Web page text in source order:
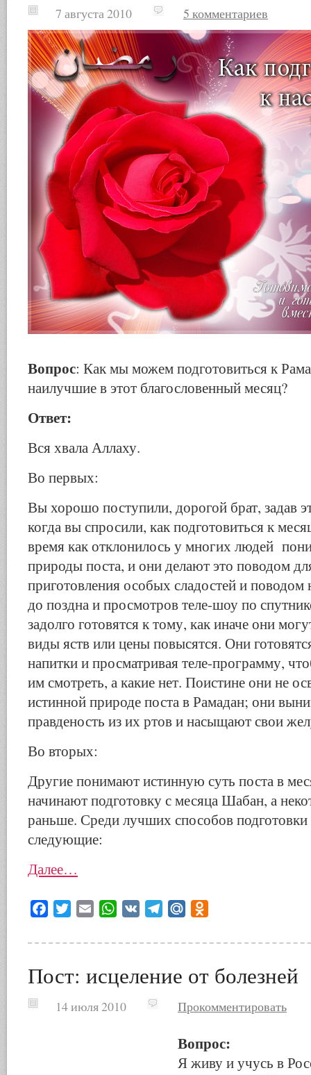
7 августа 2010 5 комментариев
Вопрос: Как мы можем подготовиться к
наилучшие в этот благословенный месяц?
Ответ:
Вся хвала Аллаху.
Во первых:
Вы хорошо поступили, дорогой брат, задав
когда вы спросили, как подготовиться к
время как отклонилось у многих людей
природы поста, и они делают это поводом
приготовления особых сладостей и поводом
до поздна и просмотров теле-шоу по
задолго готовятся к тому, как иначе они
виды яств или цены повысятся. Они
напитки и просматривая теле-программу,
им смотреть, а какие нет. Поистине они не
истинной природе поста в Рамадан; они
правденость из их ртов и насыщают свои
Во вторых:
Другие понимают истинную суть поста в
начинают подготовку с месяца Шабан, а
раньше. Среди лучших способов
следующие:
Далее…
Facebook
Twitter Email WhatsApp
VK TelegramMail.Ru
Пост: исцеление от болезней
14 июля 2010 Прокомментировать
Вопрос:
Я живу и учусь в